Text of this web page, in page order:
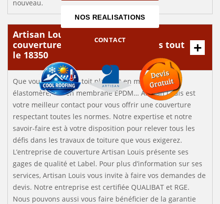
NOS REALISATIONS
CONTACT
nouveau.
Artisan Louis : Une entreprise de
couverture de premier choix dans tout
le 18350
Que vous vouliez un toit plat, toit en membrane
élastomère, toit en membrane EPDM… Artisan Louis est
votre meilleur contact pour vous offrir une couverture
respectant toutes les normes. Notre expertise et notre
savoir-faire est à votre disposition pour relever tous les
défis dans les travaux de toiture que vous exigerez.
L’entreprise de couverture Artisan Louis présente ses
gages de qualité et Label. Pour plus d’information sur ses
services, Artisan Louis vous invite à faire vos demandes de
devis. Notre entreprise est certifiée QUALIBAT et RGE.
Nous pouvons aussi vous faire bénéficier de la garantie